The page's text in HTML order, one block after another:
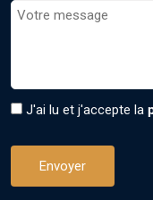
J'ai lu et j'accepte la